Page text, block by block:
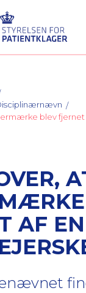
blev fjernet
AF EN